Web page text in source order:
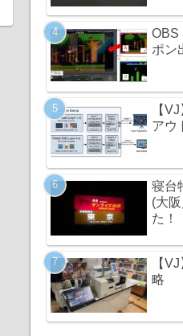
OBS
ポン
【
アウ
寝台
(大
た！
【
略